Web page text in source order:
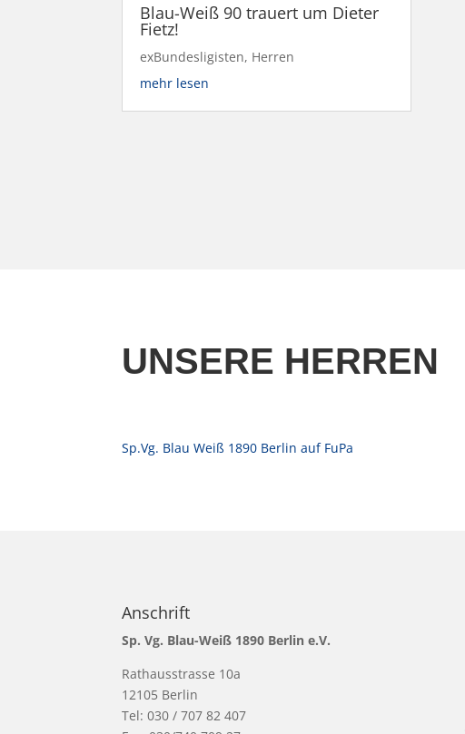
Blau-Weiß 90 trauert um Dieter
Fietz!
exBundesligisten, Herren
mehr lesen
UNSERE HERREN
Sp.Vg. Blau Weiß 1890 Berlin auf FuPa
Anschrift
Sp. Vg. Blau-Weiß 1890 Berlin e.V.
Rathausstrasse 10a
12105 Berlin
Tel: 030 / 707 82 407